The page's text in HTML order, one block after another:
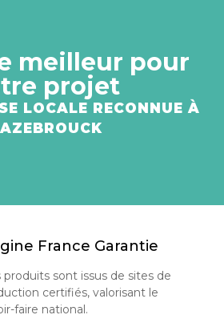
meilleur pour
projet
LOCALE RECONNUE À
France Garantie
produits sont issus de sites de
certifiés, valorisant le
faire national.